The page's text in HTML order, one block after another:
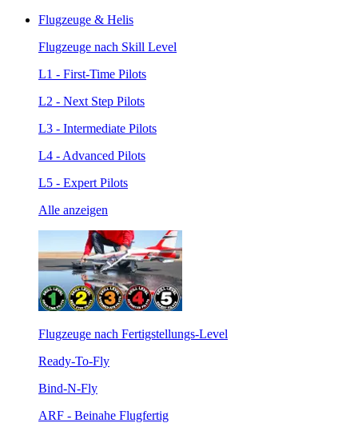
Flugzeuge & Helis
Flugzeuge nach Skill Level
L1 - First-Time Pilots
L2 - Next Step Pilots
L3 - Intermediate Pilots
L4 - Advanced Pilots
L5 - Expert Pilots
Alle anzeigen
Flugzeuge nach Fertigstellungs-Level
Ready-To-Fly
Bind-N-Fly
ARF - Beinahe Flugfertig